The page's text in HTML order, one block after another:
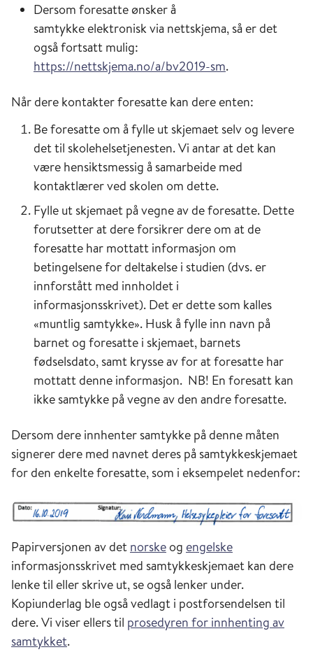
Dersom foresatte ønsker å
samtykke elektronisk via nettskjema, så er det
også fortsatt mulig:
https://nettskjema.no/a/bv2019-sm.
Når dere kontakter foresatte kan dere enten:
Be foresatte om å fylle ut skjemaet selv og levere
det til skolehelsetjenesten. Vi antar at det kan
være hensiktsmessig å samarbeide med
kontaktlærer ved skolen om dette.
Fylle ut skjemaet på vegne av de foresatte. Dette
forutsetter at dere forsikrer dere om at de
foresatte har mottatt informasjon om
betingelsene for deltakelse i studien (dvs. er
innforstått med innholdet i
informasjonsskrivet). Det er dette som kalles
«muntlig samtykke». Husk å fylle inn navn på
barnet og foresatte i skjemaet, barnets
fødselsdato, samt krysse av for at foresatte har
mottatt denne informasjon. NB! En foresatt kan
ikke samtykke på vegne av den andre foresatte.
Dersom dere innhenter samtykke på denne måten
signerer dere med navnet deres på samtykkeskjemaet
for den enkelte foresatte, som i eksempelet nedenfor:
Papirversjonen av det norske og engelske
informasjonsskrivet med samtykkeskjemaet kan dere
lenke til eller skrive ut, se også lenker under.
Kopiunderlag ble også vedlagt i postforsendelsen til
dere. Vi viser ellers til prosedyren for innhenting av
samtykket.